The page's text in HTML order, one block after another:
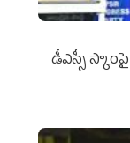
డీఎస్సీ